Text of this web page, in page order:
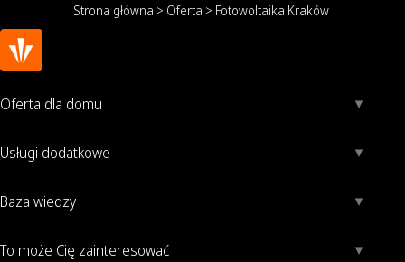
Strona główna > Oferta > Fotowoltaika Kraków
Oferta dla domu
Usługi dodatkowe
Baza wiedzy
To może Cię zainteresować